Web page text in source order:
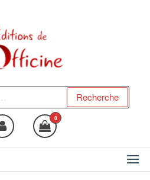
de l'Officine
du bien !
Recherche
0